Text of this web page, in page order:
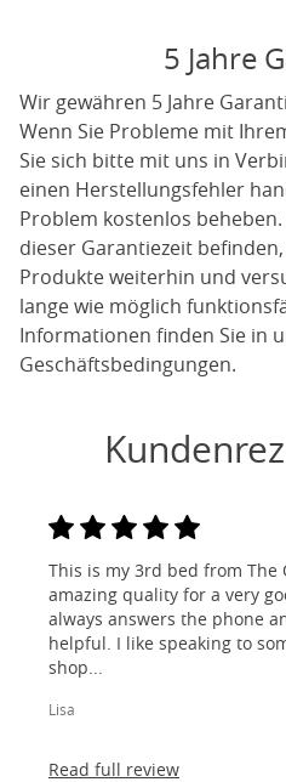
5 Jahre
Wir gewähren 5 Jahre
Wenn Sie Probleme mit
Sie sich bitte mit uns in
einen Herstellungsfehler
Problem kostenlos
dieser Garantiezeit
Produkte weiterhin und
lange wie möglich
Informationen finden Sie in
Geschäftsbedingungen.
This is my 3rd bed from The
amazing quality for a very
always answers the phone
helpful. I like speaking to
shop...
Lisa
Read full review